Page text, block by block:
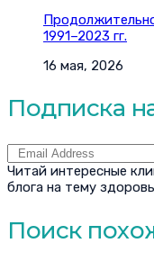
1991–2023 гг.
16 мая, 2026
Подписка
Читай интересные
блога на тему
Поиск